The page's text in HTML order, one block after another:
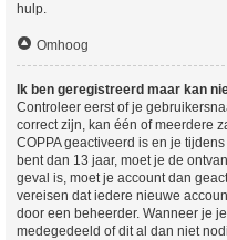
hulp.
Omhoog
Ik ben geregistreerd maar kan
Controleer eerst of je
correct zijn, kan één of meerdere
COPPA geactiveerd is en je
bent dan 13 jaar, moet je de
geval is, moet je account dan
vereisen dat iedere nieuwe
door een beheerder. Wanneer je
medegedeeld of dit al dan niet